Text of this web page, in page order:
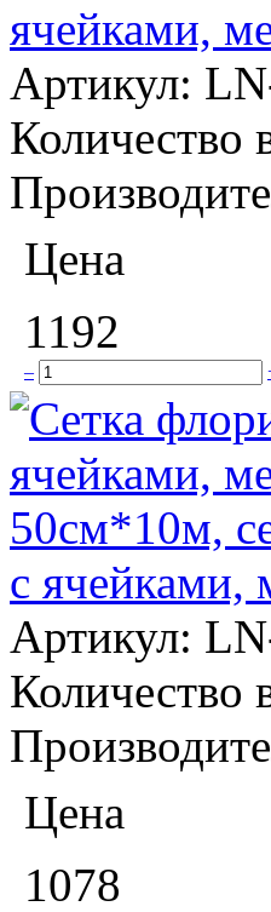
ячейками,
Артикул:
Количество
Цена
1192
–
с ячейками,
Артикул:
Количество
Цена
1078